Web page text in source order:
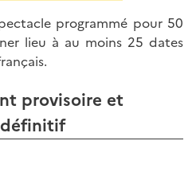
programmé pour 50
lieu à au moins 25 dates
provisoire et